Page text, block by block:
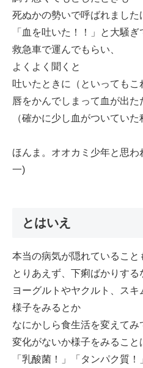
死ぬかの勢いで呼ばれました
「血を吐いた！！」と大騒ぎ
救急車で運んでもらい、
よくよく聞くと
吐いたときに（といってもこ
唇をかんでしまって血が出た
（確かに少し血がついていた
ほんま。オオカミ少年と思
一)
とはいえ
本当の病気が隠れているこ
とりあえず、下痢ばかりする
ヨーグルトやヤクルト、スキ
様子をみるとか
なにかしら食生活を変えてみ
変化がないか様子をみること
「乳酸菌！」「タンパク質